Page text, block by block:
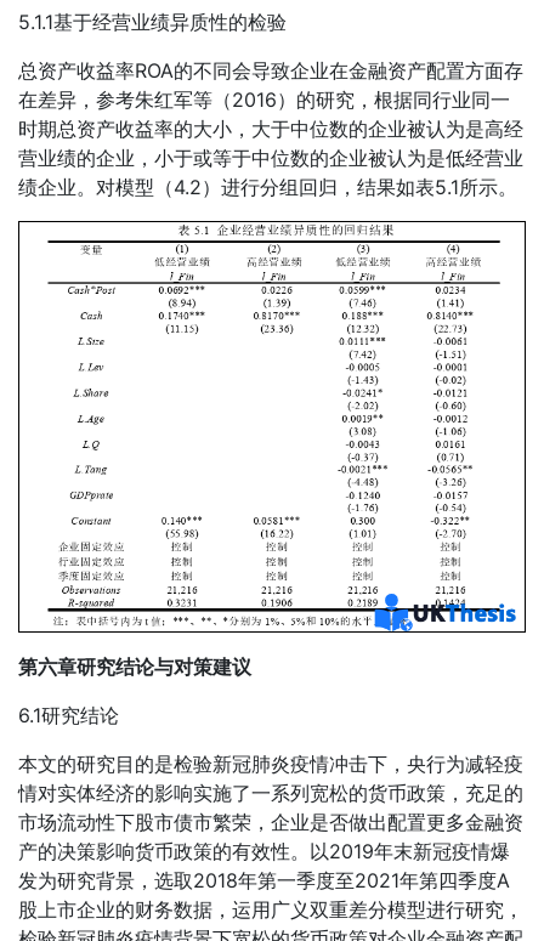
5.1.1基于经营业绩异质性的检验
总资产收益率ROA的不同会导致企业在金融资产配置方面存
在差异，参考朱红军等（2016）的研究，根据同行业同一
时期总资产收益率的大小，大于中位数的企业被认为是高经
营业绩的企业，小于或等于中位数的企业被认为是低经营业
绩企业。对模型（4.2）进行分组回归，结果如表5.1所示。
第六章研究结论与对策建议
6.1研究结论
本文的研究目的是检验新冠肺炎疫情冲击下，央行为减轻疫
情对实体经济的影响实施了一系列宽松的货币政策，充足的
市场流动性下股市债市繁荣，企业是否做出配置更多金融资
产的决策影响货币政策的有效性。以2019年末新冠疫情爆
发为研究背景，选取2018年第一季度至2021年第四季度A
股上市企业的财务数据，运用广义双重差分模型进行研究，